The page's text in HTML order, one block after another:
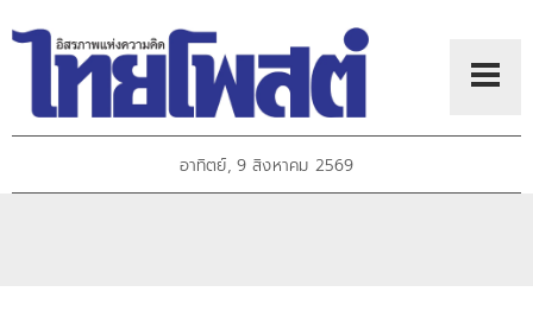
อาทิตย์, 9 สิงหาคม 2569